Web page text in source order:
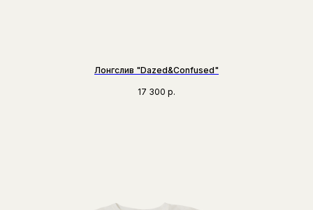
Лонгслив "Dazed&Confused"
17 300 р.